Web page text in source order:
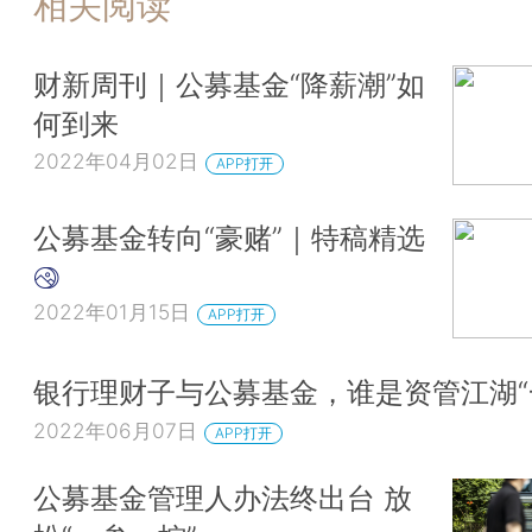
财新周刊｜公募基金“降薪潮”如
何到来
2022年04月02日 APP打开
公募基金转向“豪赌”｜特稿精选
2022年01月15日 APP打开
银行理财子与公募基金，谁是资管江湖
2022年06月07日 APP打开
公募基金管理人办法终出台 放